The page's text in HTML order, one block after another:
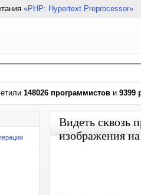
«PHP: Hypertext Preprocessor»
148026 программистов и 9399
Видеть сквозь
изображения